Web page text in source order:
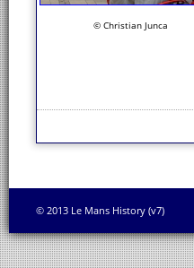
© Christian Junca
© 2013 Le Mans History (v7)